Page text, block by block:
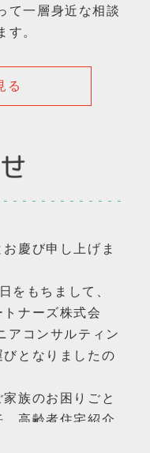
て一層身近な相談
す。
る
慶び申し上げま
をもちまして、
ナーズ株式会
アコンサルティン
となりましたの
族のお困りごと
、高齢者住宅紹介